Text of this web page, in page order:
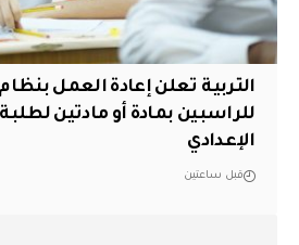
التربية تعلن إعادة العمل
للراسبين بمادة أو مادتين
الإعدادي
قبل ساعتين